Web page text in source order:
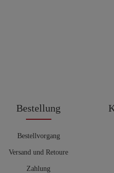
Bestellung
Bestellvorgang
Versand und Retoure
Zahlung